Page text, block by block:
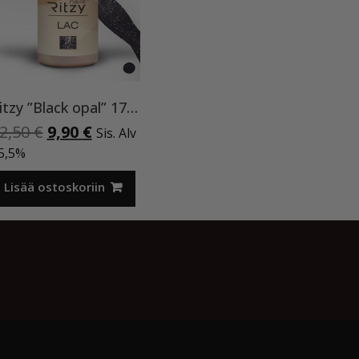
Ritzy ”Black opal” 178, 9ml, geelilakka TPO vapaa
€ Alkuperäinen
oli:
12,50 €.
9,90 €Nykyinen
on:
9,90 €.
Sis. Alv
Lisää ostoskoriin